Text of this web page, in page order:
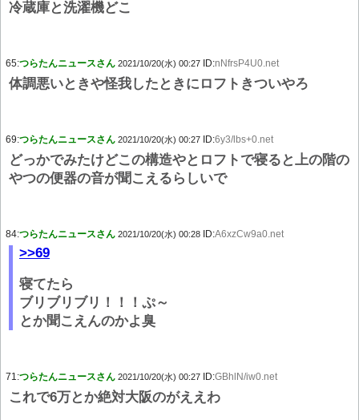
冷蔵庫と洗濯機どこ
65:つらたんニュースさん 2021/10/20(水) 00:27 ID:nNfrsP4U0.net
体調悪いときや怪我したときにロフトきついやろ
69:つらたんニュースさん 2021/10/20(水) 00:27 ID:6y3/lbs+0.net
どっかでみたけどこの構造やとロフトで寝ると上の階の
やつの便器の音が聞こえるらしいで
84:つらたんニュースさん 2021/10/20(水) 00:28 ID:A6xzCw9a0.net
>>69
寝てたら
ブリブリブリ！！！ぷ～
とか聞こえんのかよ臭
71:つらたんニュースさん 2021/10/20(水) 00:27 ID:GBhlN/iw0.net
これで6万とか絶対大阪のがええわ